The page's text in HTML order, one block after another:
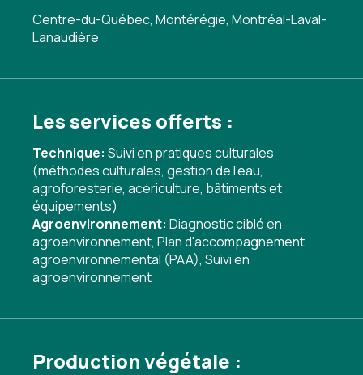
Centre-du-Québec, Montérégie, Montréal-Laval-
Lanaudière
Les services offerts :
Technique: Suivi en pratiques culturales
(méthodes culturales, gestion de l'eau,
agroforesterie, acériculture, bâtiments et
équipements)
Agroenvironnement: Diagnostic ciblé en
agroenvironnement, Plan d'accompagnement
agroenvironnemental (PAA), Suivi en
agroenvironnement
Production végétale :